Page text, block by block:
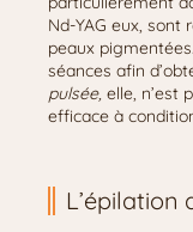
Nd-YAG eux,
peaux
séances afin
pulsée, elle, n’est
efficace à
L’épilation